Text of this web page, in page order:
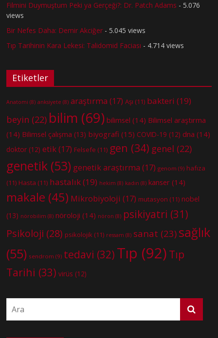
Filmini Duymuştum Peki ya Gerçeği?: Dr. Patch Adams - 5.076
views
Bir Nefes Daha: Demir Akciğer - 5.045 views
Tıp Tarihinin Kara Lekesi: Talidomid Faciası - 4.714 views
Etiketler
Anatomi (8) anksiyete (8) araştırma (17) Aşı (11) bakteri (19)
beyin (22) bilim (69) bilimsel (14) Bilimsel araştırma
(14) Bilimsel çalışma (13) biyografi (15) COVID-19 (12) dna (14)
doktor (12) etik(17) Felsefe (11) gen (34) genel (22)
genetik (53) genetik araştırma (17) genom (9) hafıza
(11) Hasta (11) hastalık(19) hekim (8) kadın (8) kanser (14)
makale (45) Mikrobiyoloji (17) mutasyon (11) nobel
(13) nörobilim (8) nöroloji (14) nöron (8) psikiyatri (31)
Psikoloji (28) psikolojik (11) ressam (8) sanat (23) sağlık
(55) sendrom (9) tedavi (32) Tıp (92) Tıp
Tarihi (33) virüs (12)